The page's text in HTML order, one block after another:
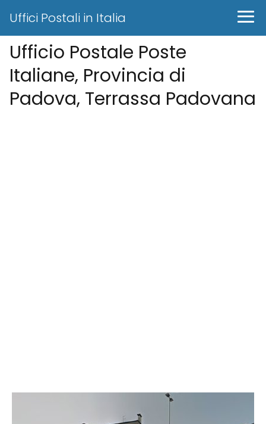
Uffici Postali in Italia
Ufficio Postale Poste
Italiane, Provincia di
Padova, Terrassa Padovana